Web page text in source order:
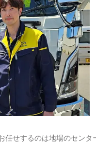
せするのは地場のセンタ